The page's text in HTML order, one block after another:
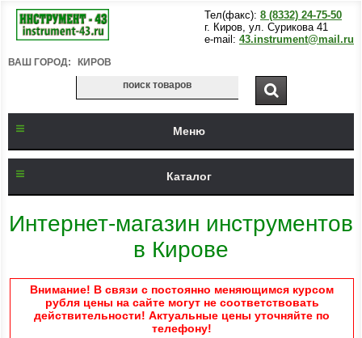
Тел(факс): 8 (8332) 24-75-50
г. Киров, ул. Сурикова 41
e-mail: 43.instrument@mail.ru
ВАШ ГОРОД: КИРОВ
Меню
Каталог
Интернет-магазин инструментов
в Кирове
Внимание! В связи с постоянно меняющимся курсом
рубля цены на сайте могут не соответствовать
действительности! Актуальные цены уточняйте по
телефону!